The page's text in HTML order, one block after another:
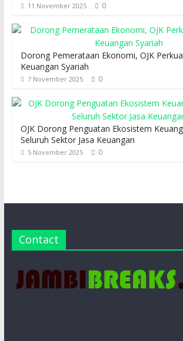
11 November 2025 0
Dorong Pemerataan Ekonomi, OJK
Keuangan Syariah
7 November 2025 0
OJK Dorong Penguatan Ekosistem
Seluruh Sektor Jasa Keuangan
5 November 2025 0
Contact